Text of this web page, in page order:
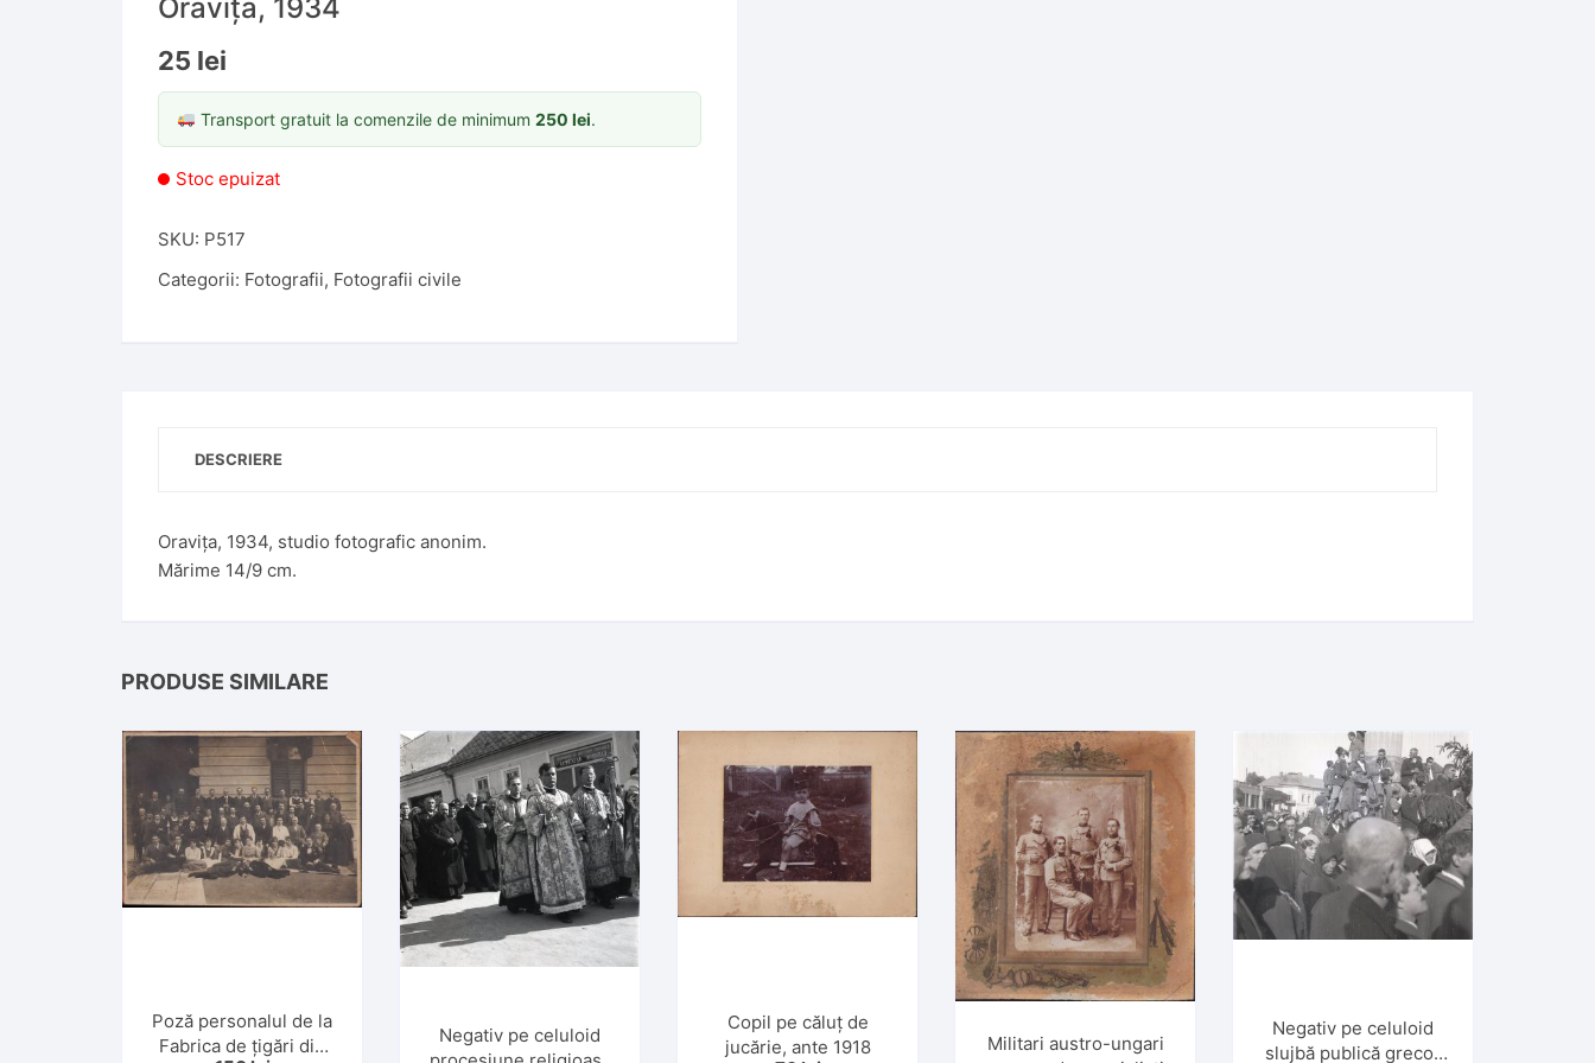
Oravița, 1934
25 lei
Transport gratuit la comenzile de minimum 250 lei.
Stoc epuizat
SKU: P517
Categorii: Fotografii, Fotografii civile
DESCRIERE
Oravița, 1934, studio fotografic anonim.
Mărime 14/9 cm.
PRODUSE SIMILARE
Poză personalul de la
Fabrica de țigări din
Negativ pe celuloid
Copil pe căluț de
jucărie, ante 1918
Militari austro-ungari
Negativ pe celuloid
slujbă publică greco-